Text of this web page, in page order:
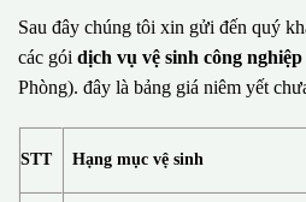
Sau đây chúng tôi xin gửi đến quý
các gói dịch vụ vệ sinh công nghiệp
Phòng). đây là bảng giá niêm yết
STT Hạng mục vệ sinh